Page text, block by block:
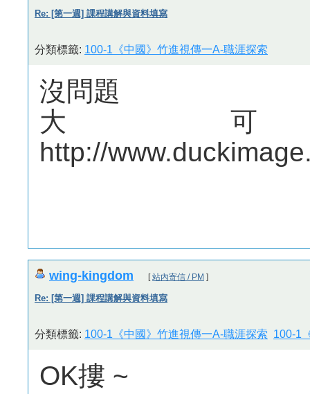
Re: [第一週] 課程講解與資料填寫
分類標籤: 100-1《中國》竹進視傳一A-職涯探索
沒問題
大
http://
wing-kingdom [站內寄信 / PM ]
Re: [第一週] 課程講解與資料填寫
分類標籤: 100-1《中國》竹進視傳一A-職涯探索 100-1
OK摟 ~